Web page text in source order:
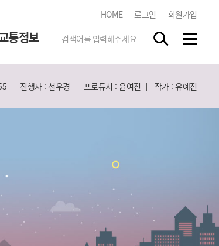
HOME 로그인 회원가입
통정보
각 지역 라디오 방송을 청취하실
수 있습니다.
진행자 : 선우경 프로듀서 : 윤여진 작가 : 유예진